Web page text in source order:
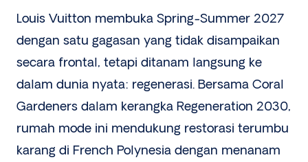
Louis Vuitton membuka Spring-Summer 2027
dengan satu gagasan yang tidak disampaikan
secara frontal, tetapi ditanam langsung ke
dalam dunia nyata: regenerasi. Bersama Coral
Gardeners dalam kerangka Regeneration 2030,
rumah mode ini mendukung restorasi terumbu
karang di French Polynesia dengan menanam